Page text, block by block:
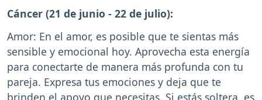
Cáncer (21 de junio - 22 de julio):
Amor: En el amor, es posible que te sientas más
sensible y emocional hoy. Aprovecha esta energía
para conectarte de manera más profunda con tu
pareja. Expresa tus emociones y deja que te